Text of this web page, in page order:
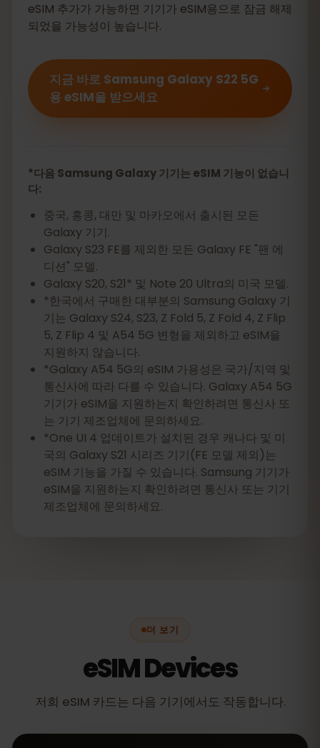
eSIM 추가가 가능하면 기기가 eSIM용으로 잠금 해제
되었을 가능성이 높습니다.
지금 바로 Samsung Galaxy S22 5G
용 eSIM을 받으세요
*다음 Samsung Galaxy 기기는 eSIM 기능이 없습니
다:
중국, 홍콩, 대만 및 마카오에서 출시된 모든
Galaxy 기기.
Galaxy S23 FE를 제외한 모든 Galaxy FE "팬 에
디션" 모델.
Galaxy S20, S21* 및 Note 20 Ultra의 미국 모델.
*한국에서 구매한 대부분의 Samsung Galaxy 기
기는 Galaxy S24, S23, Z Fold 5, Z Fold 4, Z Flip
5, Z Flip 4 및 A54 5G 변형을 제외하고 eSIM을
지원하지 않습니다.
*Galaxy A54 5G의 eSIM 가용성은 국가/지역 및
통신사에 따라 다를 수 있습니다. Galaxy A54 5G
기기가 eSIM을 지원하는지 확인하려면 통신사 또
는 기기 제조업체에 문의하세요.
*One UI 4 업데이트가 설치된 경우 캐나다 및 미
국의 Galaxy S21 시리즈 기기(FE 모델 제외)는
eSIM 기능을 가질 수 있습니다. Samsung 기기가
eSIM을 지원하는지 확인하려면 통신사 또는 기기
제조업체에 문의하세요.
더 보기
eSIM Devices
저희 eSIM 카드는 다음 기기에서도 작동합니다.